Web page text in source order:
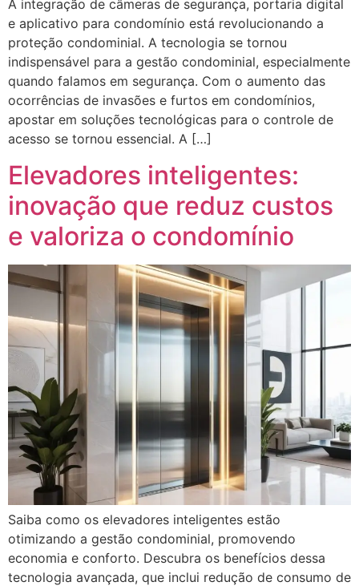
A integração de câmeras de segurança, portaria digital
e aplicativo para condomínio está revolucionando a
proteção condominial. A tecnologia se tornou
indispensável para a gestão condominial, especialmente
quando falamos em segurança. Com o aumento das
ocorrências de invasões e furtos em condomínios,
apostar em soluções tecnológicas para o controle de
acesso se tornou essencial. A […]
Elevadores inteligentes:
inovação que reduz custos
e valoriza o condomínio
Saiba como os elevadores inteligentes estão
otimizando a gestão condominial, promovendo
economia e conforto. Descubra os benefícios dessa
tecnologia avançada, que inclui redução de consumo de